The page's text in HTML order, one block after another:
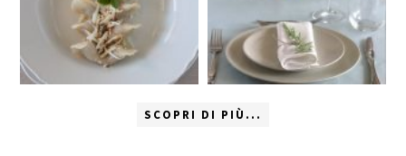
SCOPRI DI PIÙ...